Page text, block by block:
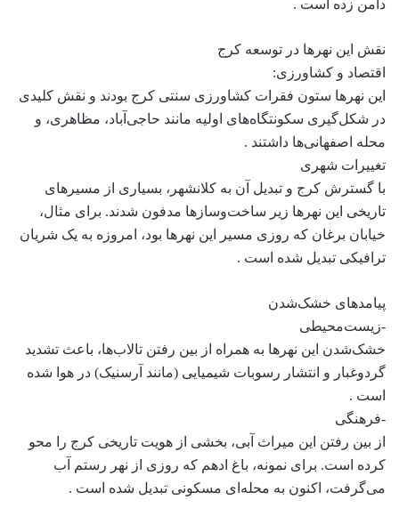
دامن زده است .
نقش این نهرها در توسعه کرج
اقتصاد و کشاورزی:
این نهرها ستون فقرات کشاورزی سنتی کرج بودند و نقش کلیدی
در شکل‌گیری سکونتگاه‌های اولیه مانند حاجی‌آباد، مظاهری، و
محله اصفهانی‌ها داشتند .
تغییرات شهری
با گسترش کرج و تبدیل آن به کلانشهر، بسیاری از مسیرهای
تاریخی این نهرها زیر ساخت‌وسازها مدفون شدند. برای مثال،
خیابان برغان که روزی مسیر این نهرها بود، امروزه به یک شریان
ترافیکی تبدیل شده است .
پیامدهای خشک‌شدن
-زیست‌محیطی
خشک‌شدن این نهرها به همراه از بین رفتن تالاب‌ها، باعث تشدید
گردوغبار و انتشار رسوبات شیمیایی (مانند آرسنیک) در هوا شده
است .
-فرهنگی
از بین رفتن این میراث آبی، بخشی از هویت تاریخی کرج را محو
کرده است. برای نمونه، باغ ادهم که روزی از نهر رستم آب
می‌گرفت، اکنون به محله‌ای مسکونی تبدیل شده است .